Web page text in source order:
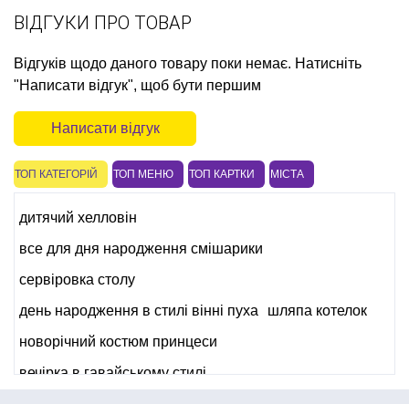
ВІДГУКИ ПРО ТОВАР
Відгуків щодо даного товару поки немає. Натисніть
"Написати відгук", щоб бути першим
Написати відгук
ТОП КАТЕГОРІЙ ТОП МЕНЮ ТОП КАРТКИ МІСТА
дитячий хелловін
все для дня народження смішарики
сервіровка столу
день народження в стилі вінні пуха
шляпа котелок
новорічний костюм принцеси
вечірка в гавайському стилі